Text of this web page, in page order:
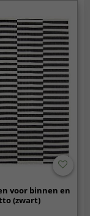
voor binnen en
(zwart)